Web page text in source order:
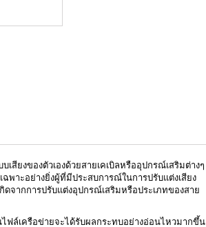
สียงของตัวเองด้วยสายเคเบิลหรืออุปกรณ์เสริมต่างๆ
ฉพาะอย่างยิ่งผู้ที่มีประสบการณ์ในการปรับแต่งเสียง
ดจากการปรับแต่งอุปกรณ์เสริมหรือประเภทของสาย
ฟล์เครือข่ายจะได้รับผลกระทบอย่างอ่อนไหวมากขึ้น